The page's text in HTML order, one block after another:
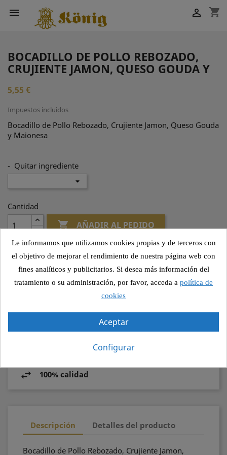
 shopping_cart

BOCADILLO DE POLLO REBOZADO,
CRUJIENTE JAMON, QUESO GOUDA Y
5,55 €
Impuestos incluidos
Bocadillo de Pollo Rebozado, Crujiente Jamon, Queso Gouda
y Maionesa
- Quitar ingrediente
Cantidad
 AÑADIR AL PEDIDO
Compartir
Pago seguro
Recogida segura
100% calidad
Descripción Detalles del producto
Bocadillo de Pollo Rebozado, Crujiente Jamon,
Le informamos que utilizamos cookies propias y de terceros con
el objetivo de mejorar el rendimiento de nuestra página web con
fines analíticos y publicitarios. Si desea más información del
tratamiento o su administración, por favor, acceda a política de
cookies
Aceptar
Configurar